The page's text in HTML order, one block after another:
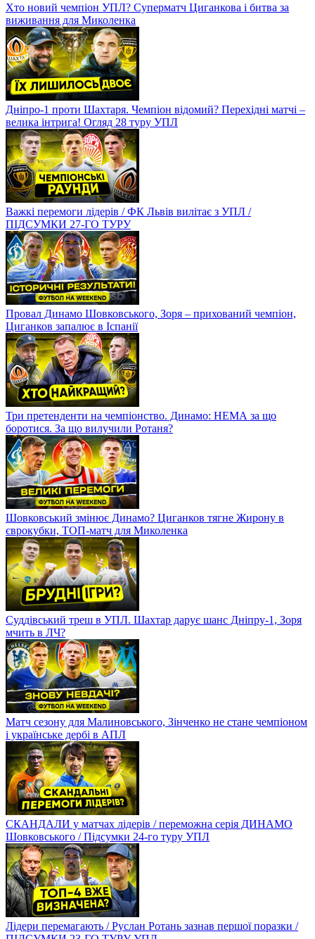
Хто новий чемпіон УПЛ? Суперматч Циганкова і битва за
виживання для Миколенка
Дніпро-1 проти Шахтаря. Чемпіон відомий? Перехідні матчі –
велика інтрига! Огляд 28 туру УПЛ
Важкі перемоги лідерів / ФК Львів вилітає з УПЛ /
ПІДСУМКИ 27-ГО ТУРУ
Провал Динамо Шовковського, Зоря – прихований чемпіон,
Циганков запалює в Іспанії
Три претенденти на чемпіонство. Динамо: НЕМА за що
боротися. За що вилучили Ротаня?
Шовковський змінює Динамо? Циганков тягне Жирону в
єврокубки, ТОП-матч для Миколенка
Суддівський треш в УПЛ. Шахтар дарує шанс Дніпру-1, Зоря
мчить в ЛЧ?
Матч сезону для Малиновського, Зінченко не стане чемпіоном
і українське дербі в АПЛ
СКАНДАЛИ у матчах лідерів / переможна серія ДИНАМО
Шовковського / Підсумки 24-го туру УПЛ
Лідери перемагають / Руслан Ротань зазнав першої поразки /